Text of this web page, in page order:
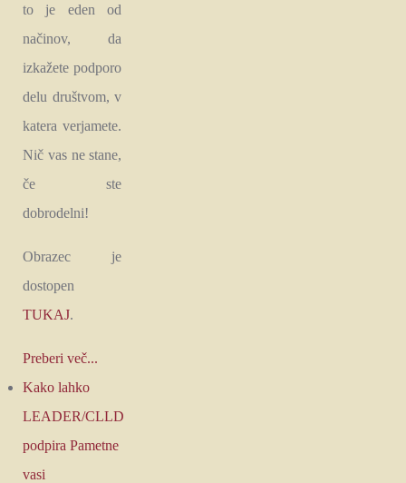
to je eden od
načinov, da
izkažete podporo
delu društvom, v
katera verjamete.
Nič vas ne stane,
če ste
dobrodelni!
Obrazec je
dostopen
TUKAJ.
Preberi več...
Kako lahko
LEADER/CLLD
podpira Pametne
vasi